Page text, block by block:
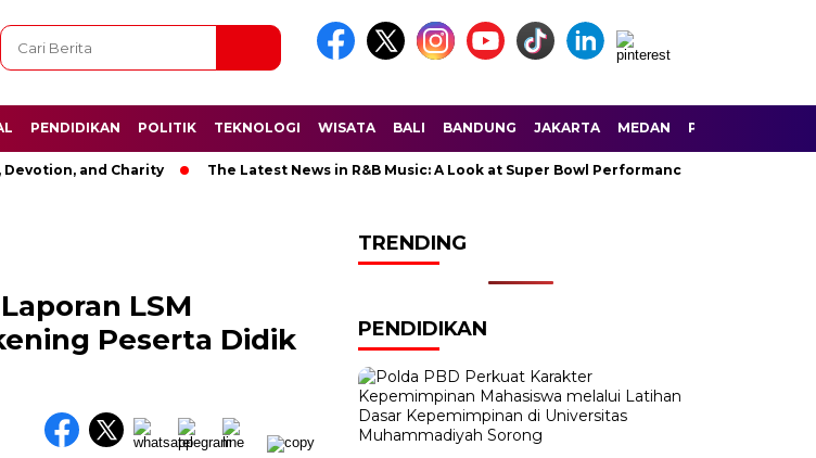
PENDIDIKAN POLITIK TEKNOLOGI WISATA BALI BANDUNG JAKARTA MEDAN PALEMBANG
and Charity The Latest News in R&B Music: A Look at Super Bowl Performances, New Albums,
LSM
Peserta Didik
TRENDING
PENDIDIKAN